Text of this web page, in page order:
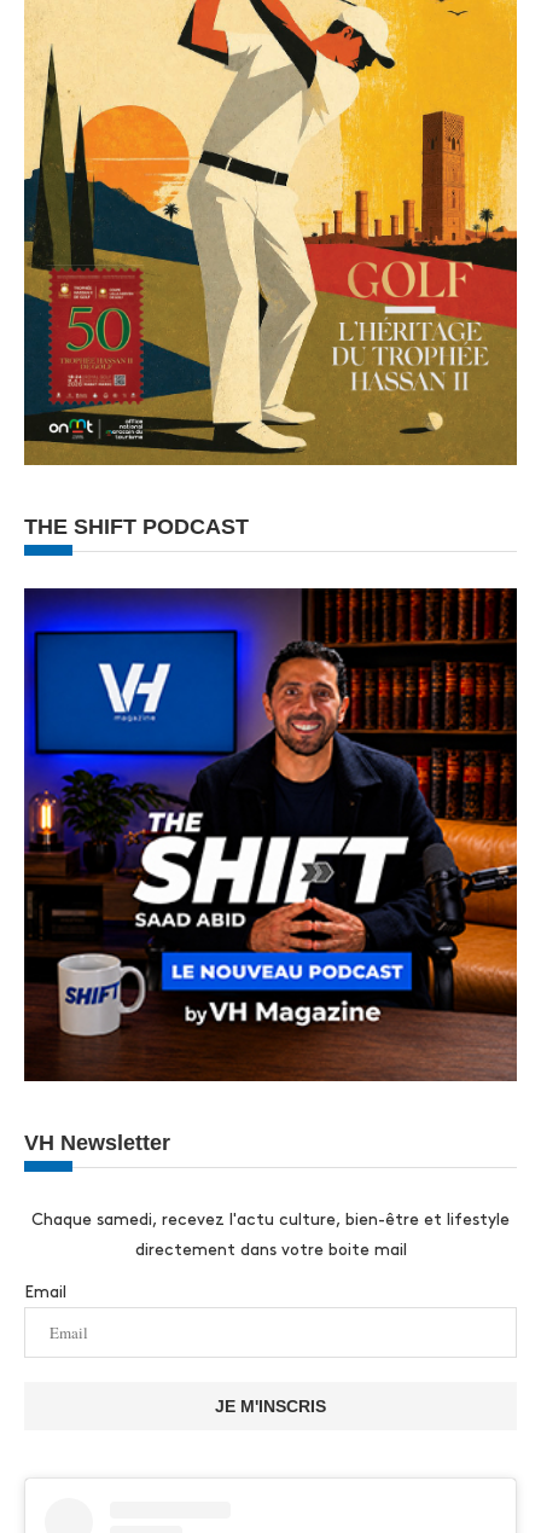
THE SHIFT PODCAST
VH Newsletter
Chaque samedi, recevez l'actu culture, bien-être et lifestyle
directement dans votre boite mail
Email
JE M'INSCRIS